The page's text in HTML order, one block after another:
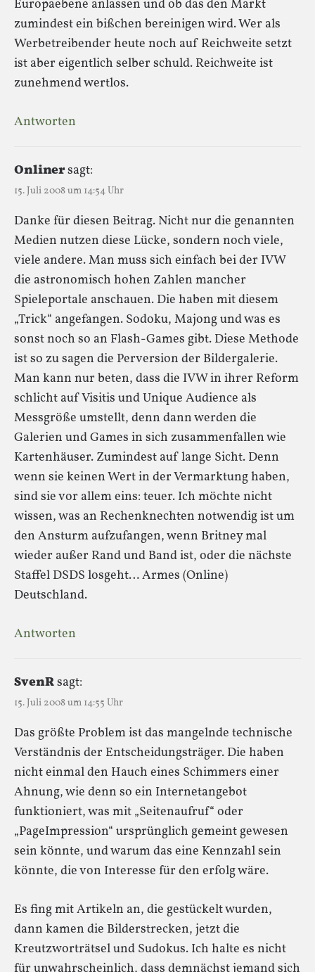
Europaebene anlassen und ob das den Markt
zumindest ein bißchen bereinigen wird. Wer als
Werbetreibender heute noch auf Reichweite setzt
ist aber eigentlich selber schuld. Reichweite ist
zunehmend wertlos.
Antworten
Onlinersagt:
15. Juli 2008 um 14:54 Uhr
Danke für diesen Beitrag. Nicht nur die genannten
Medien nutzen diese Lücke, sondern noch viele,
viele andere. Man muss sich einfach bei der IVW
die astronomisch hohen Zahlen mancher
Spieleportale anschauen. Die haben mit diesem
„Trick“ angefangen. Sodoku, Majong und was es
sonst noch so an Flash-Games gibt. Diese Methode
ist so zu sagen die Perversion der Bildergalerie.
Man kann nur beten, dass die IVW in ihrer Reform
schlicht auf Visitis und Unique Audience als
Messgröße umstellt, denn dann werden die
Galerien und Games in sich zusammenfallen wie
Kartenhäuser. Zumindest auf lange Sicht. Denn
wenn sie keinen Wert in der Vermarktung haben,
sind sie vor allem eins: teuer. Ich möchte nicht
wissen, was an Rechenknechten notwendig ist um
den Ansturm aufzufangen, wenn Britney mal
wieder außer Rand und Band ist, oder die nächste
Staffel DSDS losgeht… Armes (Online)
Deutschland.
Antworten
SvenRsagt:
15. Juli 2008 um 14:55 Uhr
Das größte Problem ist das mangelnde technische
Verständnis der Entscheidungsträger. Die haben
nicht einmal den Hauch eines Schimmers einer
Ahnung, wie denn so ein Internetangebot
funktioniert, was mit „Seitenaufruf“ oder
„PageImpression“ ursprünglich gemeint gewesen
sein könnte, und warum das eine Kennzahl sein
könnte, die von Interesse für den erfolg wäre.
Es fing mit Artikeln an, die gestückelt wurden,
dann kamen die Bilderstrecken, jetzt die
Kreutzworträtsel und Sudokus. Ich halte es nicht